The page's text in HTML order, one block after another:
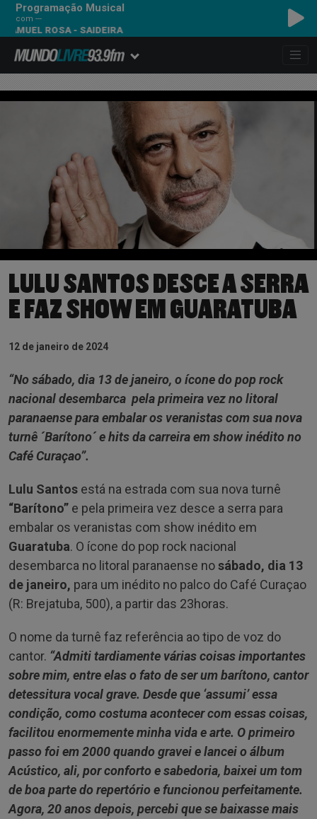
Programação Musical
com ---
ROSA - SAIDEIRA
LULU SANTOS DESCE A SERRA
E FAZ SHOW EM GUARATUBA
12 de janeiro de 2024
“No sábado, dia 13 de janeiro, o ícone do pop rock
nacional desembarca pela primeira vez no litoral
paranaense para embalar os veranistas com sua nova
turnê ´Barítono´ e hits da carreira em show inédito no
Café Curaçao”.
Lulu Santos está na estrada com sua nova turnê
“Barítono” e pela primeira vez desce a serra para
embalar os veranistas com show inédito em
Guaratuba. O ícone do pop rock nacional
desembarca no litoral paranaense nosábado, dia 13
de janeiro, para um inédito no palco do Café Curaçao
(R: Brejatuba, 500), a partir das 23horas.
O nome da turnê faz referência ao tipo de voz do
cantor. “Admiti tardiamente várias coisas importantes
sobre mim, entre elas o fato de ser um barítono, cantor
detessitura vocal grave. Desde que ‘assumi’ essa
condição, como costuma acontecer com essas coisas,
facilitou enormemente minha vida e arte. O primeiro
passo foi em 2000 quando gravei e lancei o álbum
Acústico, ali, por conforto e sabedoria, baixei um tom
de boa parte do repertório e funcionouperfeitamente.
Agora, 20 anos depois, percebi que se baixasse mais